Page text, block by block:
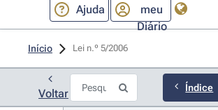
Ajuda
meu
Diário
Início Lei n.º 5/2006
Voltar Índice